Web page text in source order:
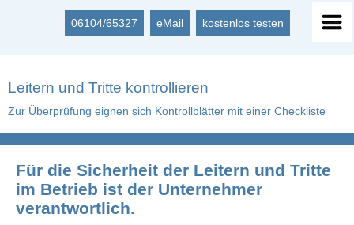
06104/65327 eMail kostenlos testen
Leitern und Tritte kontrollieren
Zur Überprüfung eignen sich Kontrollblätter mit einer Checkliste
Für die Sicherheit der Leitern und Tritte
im Betrieb ist der Unternehmer
verantwortlich.